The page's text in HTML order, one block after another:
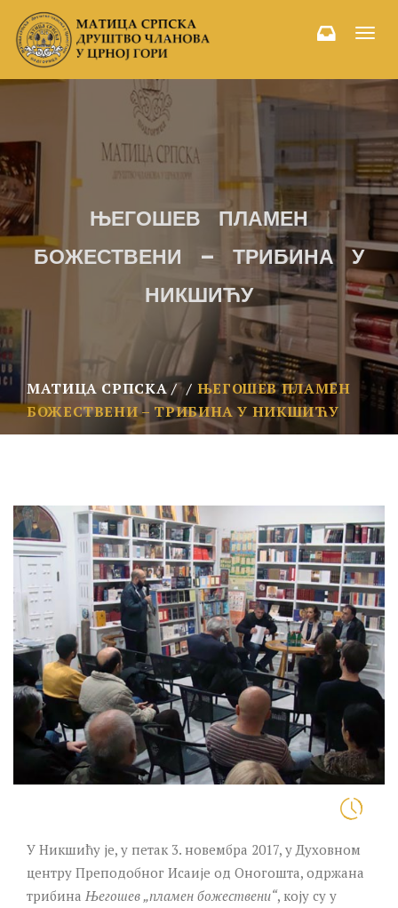
ЊЕГОШЕВ ПЛАМЕН
БОЖЕСТВЕНИ – ТРИБИНА У
НИКШИЋУ
МАТИЦА СРПСКА
ЊЕГОШЕВ ПЛАМЕН
БОЖЕСТВЕНИ – ТРИБИНА У НИКШИЋУ
У Никшићу је, у петак 3. новембра 2017, у Духовном
центру Преподобног Исаије од Оногошта, одржана
трибина Његошев „пламен божествени“, коју су у